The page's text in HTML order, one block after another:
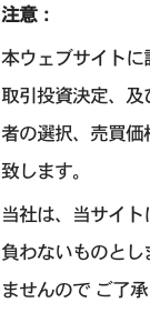
注意：
本ウェブサイトに
取引投資決定、
者の選択、売買
致します。
当社は、当サイ
負わないものと
ませんので ご了